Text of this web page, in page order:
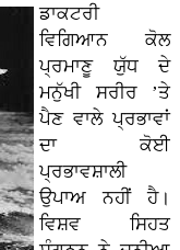
ਡਾਕਟਰੀ
ਵਿਗਿਆਨ ਕੋਲ
ਪ੍ਰਮਾਣੂ ਯੁੱਧ ਦੇ
ਮਨੁੱਖੀ ਸਰੀਰ ’ਤੇ
ਪੈਣ ਵਾਲੇ ਪ੍ਰਭਾਵਾਂ
ਦਾ ਕੋਈ
ਪ੍ਰਭਾਵਸ਼ਾਲੀ
ਉਪਾਅ ਨਹੀਂ ਹੈ।
ਵਿਸ਼ਵ ਸਿਹਤ